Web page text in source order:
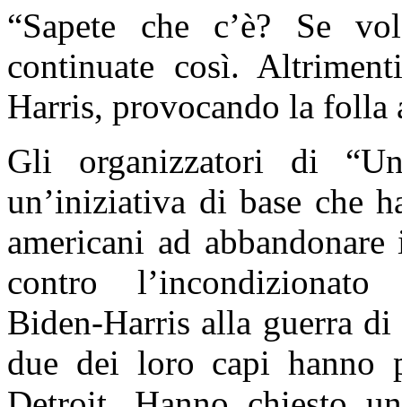
“Sapete che c’è? Se
continuate così.
Harris, provocando la folla
Gli organizzatori di
un’iniziativa di base che
americani ad
contro l’incondizionato
Biden-Harris alla guerra di
due dei loro capi hanno